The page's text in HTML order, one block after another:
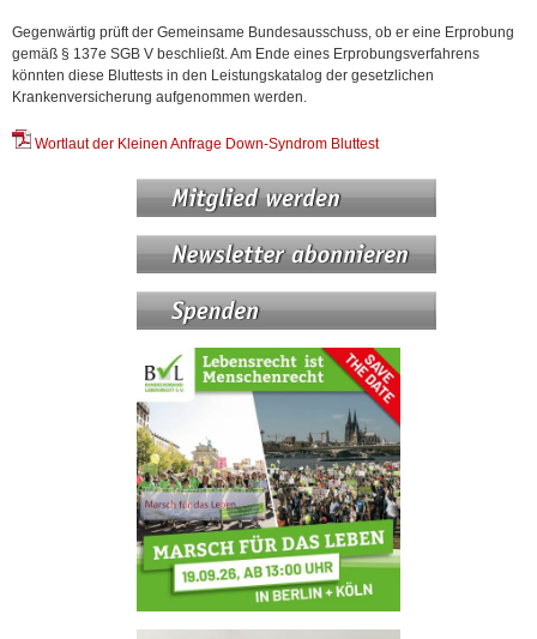
Gegenwärtig prüft der Gemeinsame Bundesausschuss, ob er eine Erprobung
gemäß § 137e SGB V beschließt. Am Ende eines Erprobungsverfahrens
könnten diese Bluttests in den Leistungskatalog der gesetzlichen
Krankenversicherung aufgenommen werden.
Wortlaut der Kleinen Anfrage Down-Syndrom Bluttest